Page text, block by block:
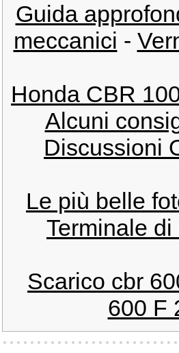
Guida
meccanici -
Honda CBR
Alcuni
Discussioni
Le più belle
Terminale
Scarico cbr
600 F